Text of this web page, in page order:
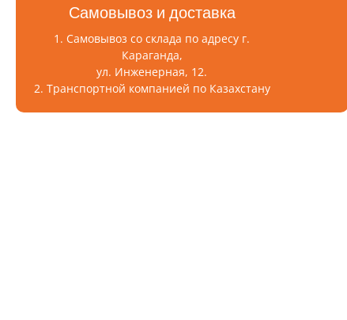
Самовывоз и доставка
1. Самовывоз со склада по адресу г.
Караганда,
ул. Инженерная, 12.
2. Транспортной компанией по Казахстану